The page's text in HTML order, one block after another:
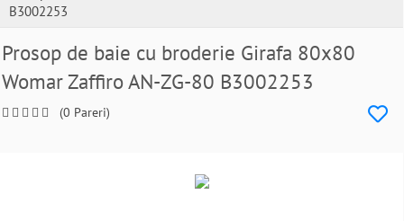
B3002253
Prosop de baie cu broderie Girafa 80x80
Womar Zaffiro AN-ZG-80 B3002253
(0 Pareri)